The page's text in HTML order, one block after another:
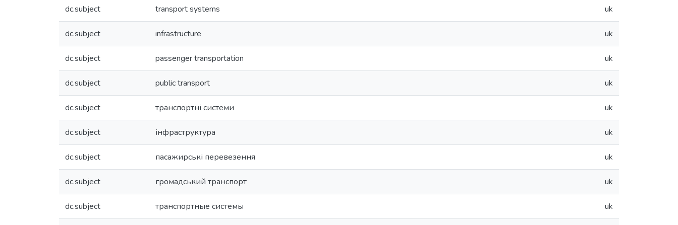
dc.subject transport systems uk
dc.subject infrastructure uk
dc.subject passenger transportation uk
dc.subject public transport uk
dc.subject транспортні системи uk
dc.subject інфраструктура uk
dc.subject пасажирські перевезення uk
dc.subject громадський транспорт uk
dc.subject транспортные системы uk